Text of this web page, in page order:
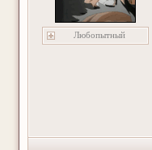
Любопытный